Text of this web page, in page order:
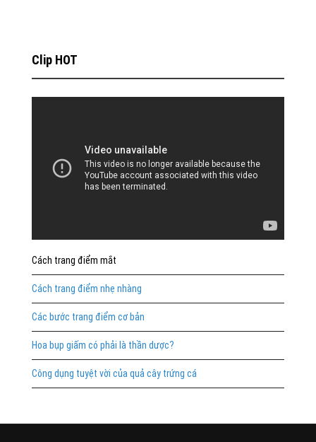
Clip HOT
Cách trang điểm mắt
Cách trang điểm nhẹ nhàng
Các bước trang điểm cơ bản
Hoa bụp giấm có phải là thần dược?
Công dụng tuyệt vời của quả cây trứng cá